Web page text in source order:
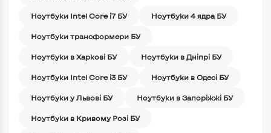
Ноутбуки Intel Core i7 БУ Ноутбуки 4 ядра БУ
Ноутбуки трансформери БУ
Ноутбуки в Харкові БУ Ноутбуки в Дніпрі БУ
Ноутбуки Intel Core i3 БУ Ноутбуки в Одесі БУ
Ноутбуки у Львові БУ Ноутбуки в Запоріжжі БУ
Ноутбуки в Кривому Розі БУ